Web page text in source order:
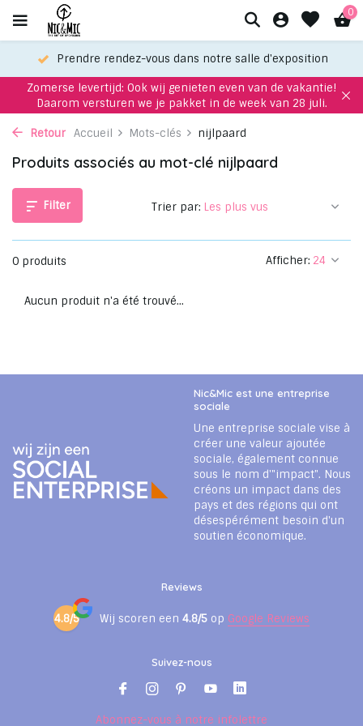
0
Prendre rendez-vous dans notre salle d'exposition
Zomerse levertijd: Ook wij genieten even van de vakantie!
Daarom versturen we je pakket in de week van 28 juli.
Retour Accueil Mots-clés nijlpaard
Produits associés au mot-clé nijlpaard
Filter
0 produits Afficher:
Trier par:
Aucun produit n'a été trouvé...
Nic&Mic est une entreprise
sociale
Une entreprise sociale vise à
créer une valeur ajoutée
sociale, également connue
sous le nom d'"impact". Nous
créons un impact dans des
pays et des régions qui ont
désespérément besoin d'un
soutien économique.
Reviews
4.8/5 Wij scoren een 4.8/5 op Google Reviews
Suivez-nous
Abonnez-vous à notre infolettre